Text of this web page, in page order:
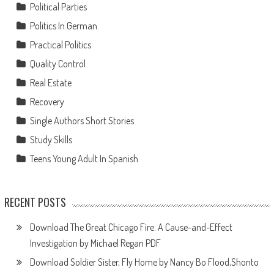
Political Parties
Politics In German
Practical Politics
Quality Control
Real Estate
Recovery
Single Authors Short Stories
Study Skills
Teens Young Adult In Spanish
RECENT POSTS
Download The Great Chicago Fire: A Cause-and-Effect
Investigation by Michael Regan PDF
Download Soldier Sister, Fly Home by Nancy Bo Flood,Shonto